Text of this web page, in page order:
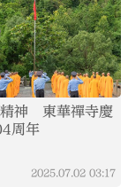
神 東華禪寺慶
周年
2025.07.02 03:17